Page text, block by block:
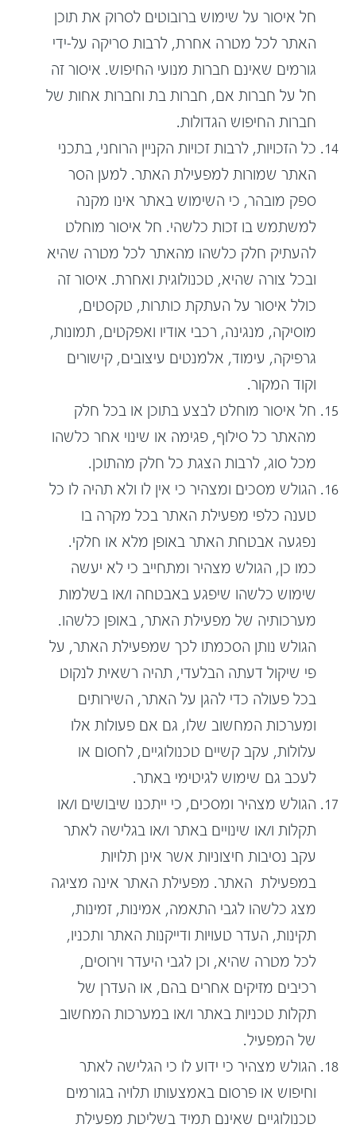
חל איסור על שימוש ברובוטים לסרוק את תוכן
האתר לכל מטרה אחרת, לרבות סריקה על-ידי
גורמים שאינם חברות מנועי החיפוש. איסור זה
חל על חברות אם, חברות בת וחברות אחות של
חברות החיפוש הגדולות.
כל הזכויות, לרבות זכויות הקניין הרוחני, בתכני
האתר שמורות למפעילת האתר. למען הסר
ספק מובהר, כי השימוש באתר אינו מקנה
למשתמש בו זכות כלשהי. חל איסור מוחלט
להעתיק חלק כלשהו מהאתר לכל מטרה שהיא
ובכל צורה שהיא, טכנולוגית ואחרת. איסור זה
כולל איסור על העתקת כותרות, טקסטים,
מוסיקה, מנגינה, רכבי אודיו ואפקטים, תמונות,
גרפיקה, עימוד, אלמנטים עיצובים, קישורים
וקוד המקור.
חל איסור מוחלט לבצע בתוכן או בכל חלק
מהאתר כל סילוף, פגימה או שינוי אחר כלשהו
מכל סוג, לרבות הצגת כל חלק מהתוכן.
הגולש מסכים ומצהיר כי אין לו ולא תהיה לו כל
טענה כלפי מפעילת האתר בכל מקרה בו
נפגעה אבטחת האתר באופן מלא או חלקי.
כמו כן, הגולש מצהיר ומתחייב כי לא יעשה
שימוש כלשהו שיפגע באבטחה ו/או בשלמות
מערכותיה של מפעילת האתר, באופן כלשהו.
הגולש נותן הסכמתו לכך שמפעילת האתר, על
פי שיקול דעתה הבלעדי, תהיה רשאית לנקוט
בכל פעולה כדי להגן על האתר, השירותים
ומערכות המחשוב שלו, גם אם פעולות אלו
עלולות, עקב קשיים טכנולוגיים, לחסום או
לעכב גם שימוש לגיטימי באתר.
הגולש מצהיר ומסכים, כי ייתכנו שיבושים ו/או
תקלות ו/או שינויים באתר ו/או בגלישה לאתר
עקב נסיבות חיצוניות אשר אינן תלויות
במפעילת האתר. מפעילת האתר אינה מציגה
מצג כלשהו לגבי התאמה, אמינות, זמינות,
תקינות, העדר טעויות ודייקנות האתר ותכניו,
לכל מטרה שהיא, וכן לגבי היעדר וירוסים,
רכיבים מזיקים אחרים בהם, או העדרן של
תקלות טכניות באתר ו/או במערכות המחשוב
של המפעיל.
הגולש מצהיר כי ידוע לו כי הגלישה לאתר
וחיפוש או פרסום באמצעותו תלויה בגורמים
טכנולוגיים שאינם תמיד בשליטת מפעילת